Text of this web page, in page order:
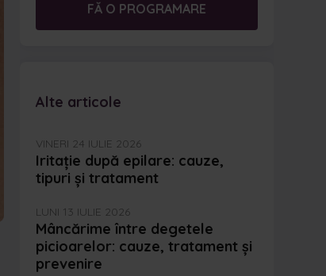
FĂ O PROGRAMARE
Alte articole
VINERI 24 IULIE 2026
Iritație după epilare: cauze,
tipuri și tratament
LUNI 13 IULIE 2026
Mâncărime între degetele
picioarelor: cauze, tratament și
prevenire